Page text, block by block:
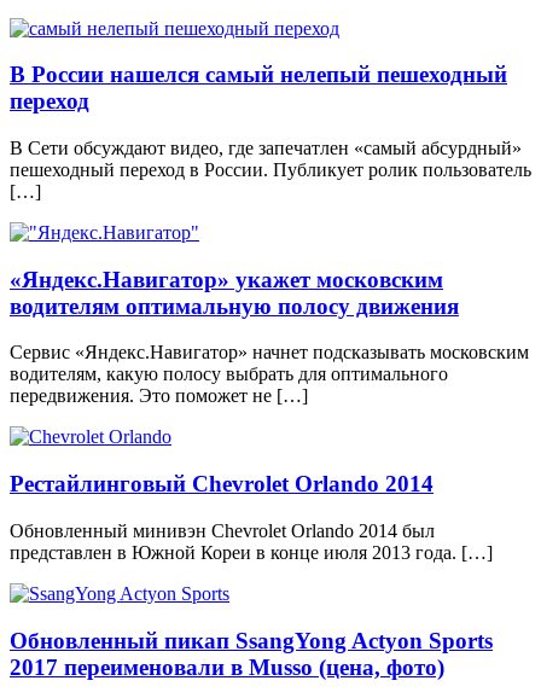
В России нашелся самый нелепый пешеходный
переход
В Сети обсуждают видео, где запечатлен «самый абсурдный»
пешеходный переход в России. Публикует ролик пользователь
[…]
«Яндекс.Навигатор» укажет московским
водителям оптимальную полосу движения
Сервис «Яндекс.Навигатор» начнет подсказывать московским
водителям, какую полосу выбрать для оптимального
передвижения. Это поможет не […]
Рестайлинговый Chevrolet Orlando 2014
Обновленный минивэн Chevrolet Orlando 2014 был
представлен в Южной Кореи в конце июля 2013 года. […]
Обновленный пикап SsangYong Actyon Sports
2017 переименовали в Musso (цена, фото)